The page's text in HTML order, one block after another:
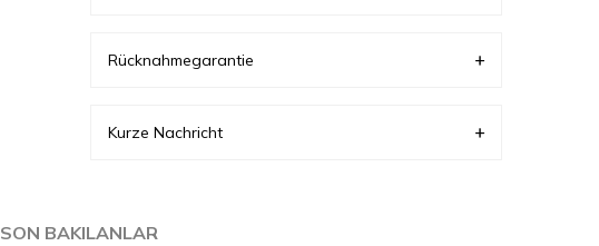
Rücknahmegarantie
Kurze Nachricht
SON BAKILANLAR